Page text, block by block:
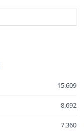
15.609
8.692
7.360